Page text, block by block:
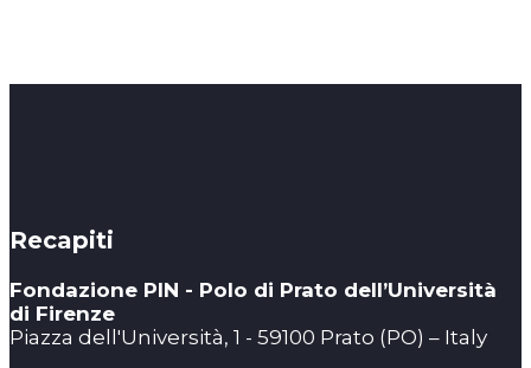
Recapiti
Fondazione PIN - Polo di Prato dell’Università
di Firenze
Piazza dell'Università, 1 - 59100 Prato (PO) – Italy